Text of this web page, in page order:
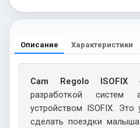
Описание Характеристики
Cam Regolo ISOFIX
разработкой систем
устройством ISOFIX. Это
сделать поездки